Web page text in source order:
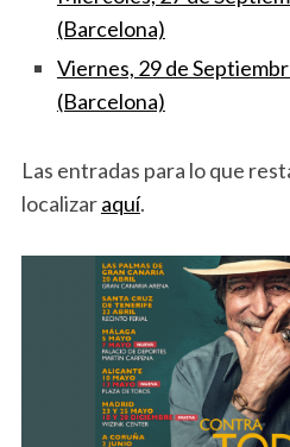
(Barcelona)
Viernes, 29 de
(Barcelona)
Las entradas para lo que
localizaraquí.